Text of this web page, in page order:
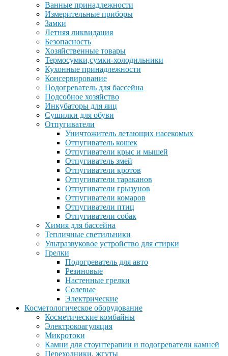
Ванные принадлежности
Измерительные приборы
Замки
Летняя ликвидация
Безопасность
Хозяйственные товары
Термосумки,сумки-холодильники
Кухонные принадлежности
Консервирование
Подогреватель для бассейна
Подсобное хозяйство
Инкубаторы для яиц
Сушилки для обуви
Отпугиватели
Уничтожитель летающих насекомых
Отпугиватель кошек
Отпугиватели крыс и мышей
Отпугиватель змей
Отпугиватели кротов
Отпугиватели тараканов
Отпугиватели грызунов
Отпугиватели комаров
Отпугиватели птиц
Отпугиватели собак
Химия для бассейна
Тепличные светильники
Ультразвуковое устройство для стирки
Грелки
Подогреватель для авто
Резиновые
Настенные грелки
Солевые
Электрические
Косметологическое оборудование
Косметические комбайны
Электрокоагуляция
Микротоки
Камни для стоунтерапии и подогреватели камней
Переходники, жгуты